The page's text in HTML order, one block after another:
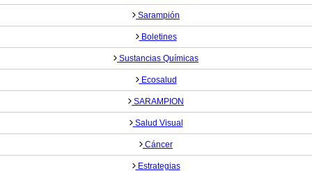
Sarampión
Boletines
Sustancias Químicas
Ecosalud
SARAMPION
Salud Visual
Cáncer
Estrategias